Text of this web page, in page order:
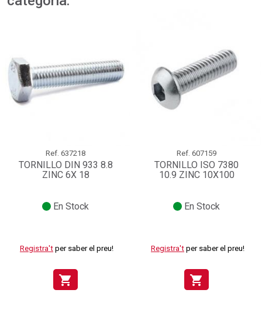
Ref. 637218
TORNILLO DIN 933 8.8
ZINC 6X 18
En Stock
Registra't per saber el preu!
shopping_cart
Ref. 607159
TORNILLO ISO 7380
10.9 ZINC 10X100
En Stock
Registra't per saber el preu!
shopping_cart